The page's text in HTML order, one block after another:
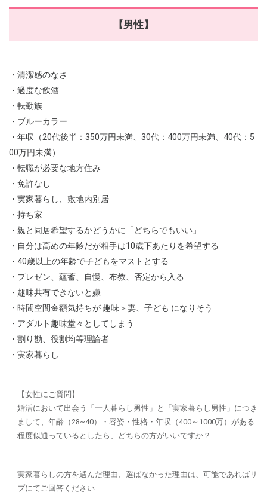
【男性】
・清潔感のなさ
・過度な飲酒
・転勤族
・ブルーカラー
・年収（20代後半：350万円未満、30代：400万円未満、40代：5
00万円未満）
・転職が必要な地方住み
・免許なし
・実家暮らし、敷地内別居
・持ち家
・親と同居希望するかどうかに「どちらでもいい」
・自分は高めの年齢だが相手は10歳下あたりを希望する
・40歳以上の年齢で子どもをマストとする
・プレゼン、蘊蓄、自慢、布教、否定から入る
・趣味共有できないと嫌
・時間空間金額気持ちが 趣味＞妻、子ども になりそう
・アダルト趣味堂々としてしまう
・割り勘、役割均等理論者
・実家暮らし
【女性にご質問】
婚活において出会う「一人暮らし男性」と「実家暮らし男性」につき
まして、年齢（28~40）・容姿・性格・年収（400～1000万）がある
程度似通っているとしたら、どちらの方がいいですか？
実家暮らしの方を選んだ理由、選ばなかった理由は、可能であればリ
プにてご回答ください